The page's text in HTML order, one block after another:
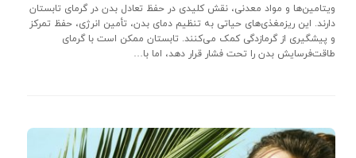
ویتامین‌ها و مواد معدنی، نقش کلیدی در حفظ تعادل بدن در گرمای تابستان
دارند. این ریزمغذی‌های حیاتی به تنظیم دمای بدن، تأمین انرژی، حفظ تمرکز
و پیشگیری از گرمازدگی کمک می‌کنند. تابستان ممکن است با گرمای
طاقت‌فرسایش بدن را تحت فشار قرار دهد، اما با…